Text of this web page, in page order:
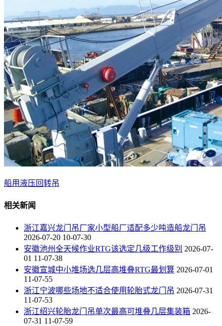
船用液压回转吊
相关新闻
浙江嘉兴龙门吊厂家小型船厂适配多少吨造船龙门吊
2026-07-20 10-07-30
安徽池州全天候作业RTG该选定几级工作级别 2026-07-
01 11-07-38
安徽宣城中小堆场选几层高堆叠RTG最划算 2026-07-01
11-07-55
浙江宁波哪些场地不适合使用轮胎式龙门吊 2026-07-31
11-07-53
浙江绍兴轮胎龙门吊单次最高可堆叠几层集装箱 2026-
07-31 11-07-59